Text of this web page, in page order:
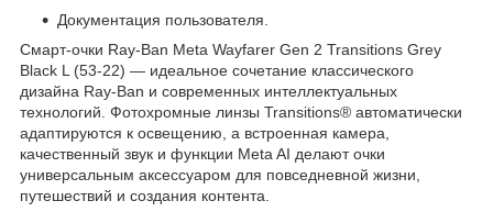
Документация пользователя.
Смарт-очки Ray-Ban Meta Wayfarer Gen 2 Transitions Grey
Black L (53-22) — идеальное сочетание классического
дизайна Ray-Ban и современных интеллектуальных
технологий. Фотохромные линзы Transitions® автоматически
адаптируются к освещению, а встроенная камера,
качественный звук и функции Meta AI делают очки
универсальным аксессуаром для повседневной жизни,
путешествий и создания контента.